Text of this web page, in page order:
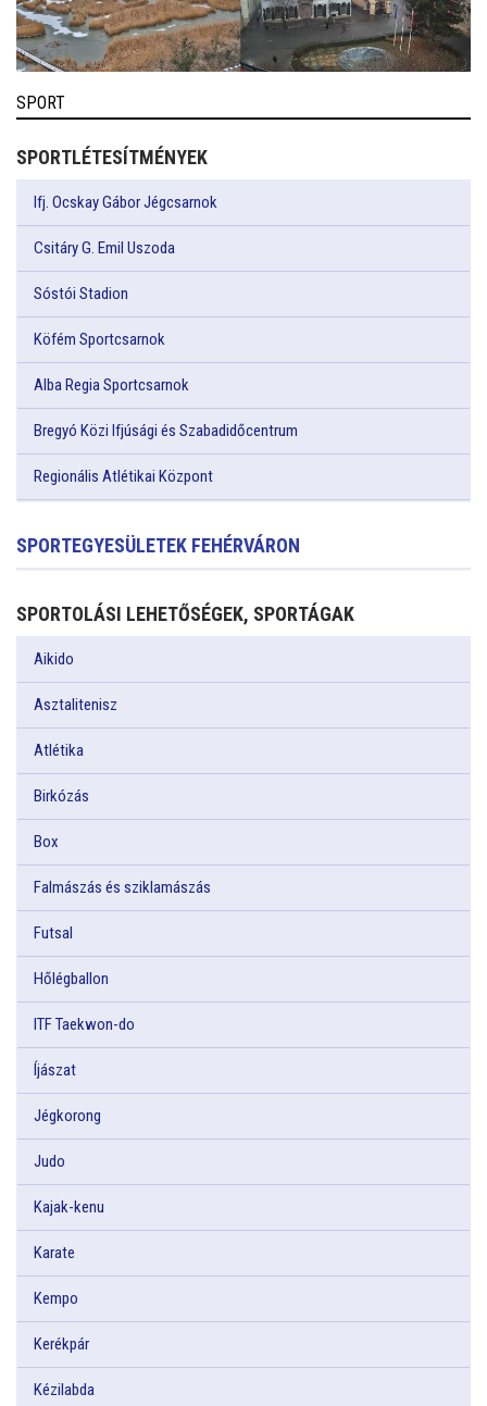
SPORT
SPORTLÉTESÍTMÉNYEK
Ifj. Ocskay Gábor Jégcsarnok
Csitáry G. Emil Uszoda
Sóstói Stadion
Köfém Sportcsarnok
Alba Regia Sportcsarnok
Bregyó Közi Ifjúsági és Szabadidőcentrum
Regionális Atlétikai Központ
SPORTEGYESÜLETEK FEHÉRVÁRON
SPORTOLÁSI LEHETŐSÉGEK, SPORTÁGAK
Aikido
Asztalitenisz
Atlétika
Birkózás
Box
Falmászás és sziklamászás
Futsal
Hőlégballon
ITF Taekwon-do
Íjászat
Jégkorong
Judo
Kajak-kenu
Karate
Kempo
Kerékpár
Kézilabda